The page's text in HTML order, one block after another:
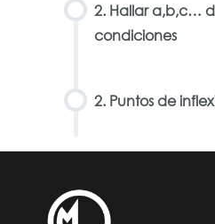
2. Hallar a,b,c…
condiciones
2. Puntos de